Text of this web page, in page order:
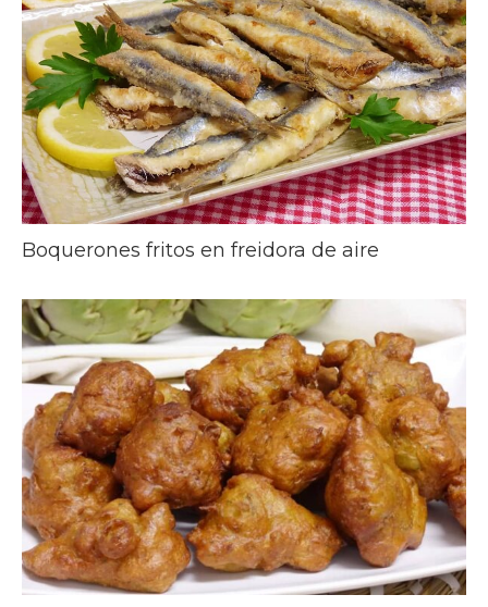
Boquerones fritos en freidora de aire